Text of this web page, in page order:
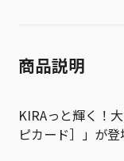
商品説明
KIRAっと輝く！
ピカード］」が登